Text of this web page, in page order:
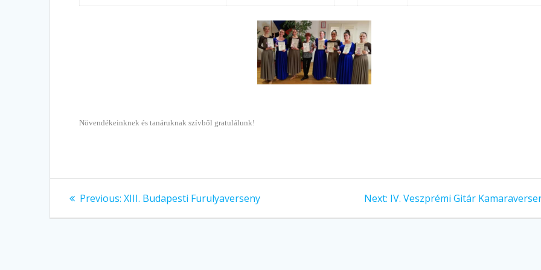
Növendékeinknek és tanáruknak szívből gratulálunk!
Bejegyzés
navigáció
Previous: Previous
XIII. Budapesti Furulyaverseny Next: Next
IV. Veszprémi Gitár